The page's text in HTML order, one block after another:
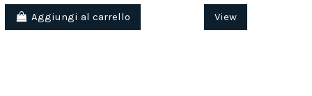
Aggiungi al carrello View